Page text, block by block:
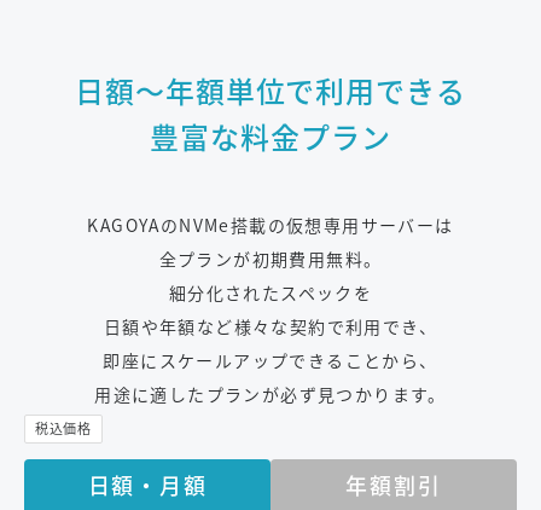
日額～年額単位で利用できる
豊富な料金プラン
KAGOYAのNVMe搭載の仮想専用サーバーは
全プランが初期費用無料。
細分化されたスペックを
日額や年額など様々な契約で利用でき、
即座にスケールアップできることから、
用途に適したプランが必ず見つかります。
日額・月額 年額割引